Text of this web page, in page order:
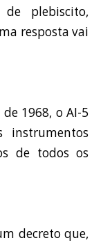
de plebiscito,
resposta vai
1968, o AI-5
instrumentos
de todos os
decreto que,